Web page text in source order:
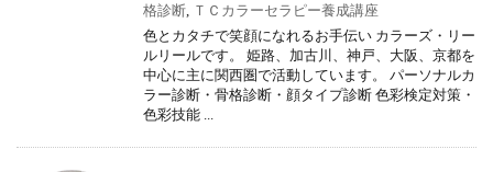
格診断, ＴＣカラーセラピー養成講座
色とカタチで笑顔になれるお手伝い カラーズ・リー
ルリールです。 姫路、加古川、神戸、大阪、京都を
中心に主に関西圏で活動しています。 パーソナルカ
ラー診断・骨格診断・顔タイプ診断 色彩検定対策・
色彩技能 ...